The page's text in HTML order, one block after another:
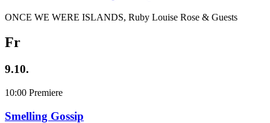
ONCE WE WERE ISLANDS, Ruby Louise Rose & Guests
Fr
9.10.
10:00 Premiere
Smelling Gossip